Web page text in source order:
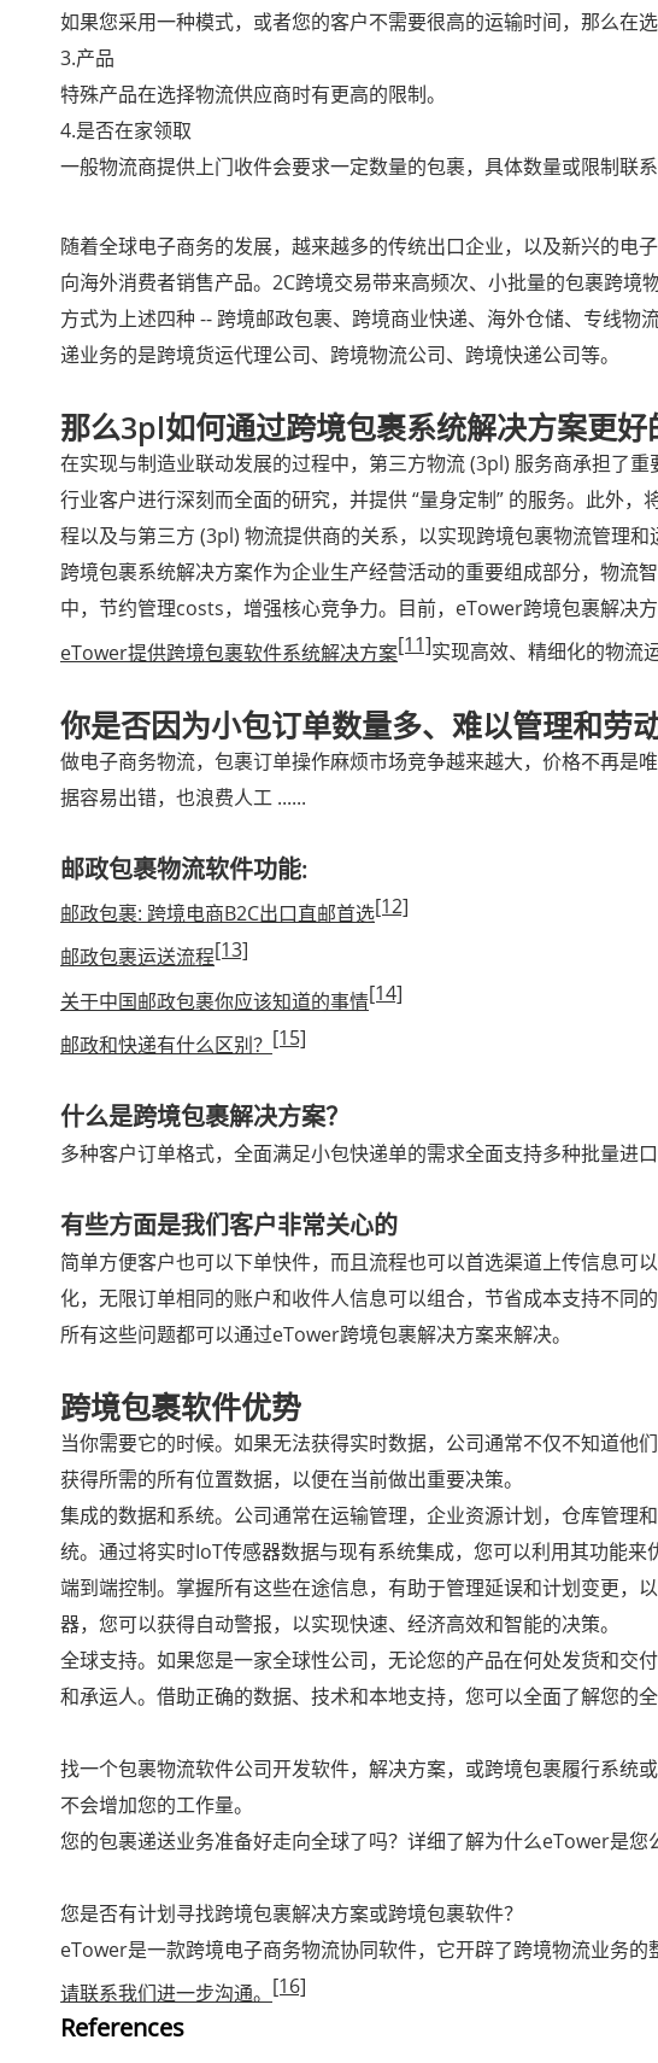
如果您采用一种模式，或者您的客户不需要很高的运输时间，那么在
3.产品
特殊产品在选择物流供应商时有更高的限制。
4.是否在家领取
一般物流商提供上门收件会要求一定数量的包裹，具体数量或限制联系
随着全球电子商务的发展，越来越多的传统出口企业，以及新兴的电
向海外消费者销售产品。2C跨境交易带来高频次、小批量的包裹跨
方式为上述四种 -- 跨境邮政包裹、跨境商业快递、海外仓储、专线
递业务的是跨境货运代理公司、跨境物流公司、跨境快递公司等。
那么3pl如何通过跨境包裹系统解决方案更
在实现与制造业联动发展的过程中，第三方物流 (3pl) 服务商承担了
行业客户进行深刻而全面的研究，并提供 “量身定制” 的服务。此外
程以及与第三方 (3pl) 物流提供商的关系，以实现跨境包裹物流管理和
跨境包裹系统解决方案作为企业生产经营活动的重要组成部分，物
中，节约管理costs，增强核心竞争力。目前，eTower跨境包裹解决
eTower提供跨境包裹软件系统解决方案[11]实现高效、精细化的物流
你是否因为小包订单数量多、难以管理和劳
做电子商务物流，包裹订单操作麻烦市场竞争越来越大，价格不再是
据容易出错，也浪费人工 ......
邮政包裹物流软件功能:
邮政包裹: 跨境电商B2C出口直邮首选[12]
邮政包裹运送流程[13]
关于中国邮政包裹你应该知道的事情[14]
邮政和快递有什么区别？ [15]
什么是跨境包裹解决方案？
多种客户订单格式，全面满足小包快递单的需求全面支持多种批量进
有些方面是我们客户非常关心的
简单方便客户也可以下单快件，而且流程也可以首选渠道上传信息可
化，无限订单相同的账户和收件人信息可以组合，节省成本支持不同
所有这些问题都可以通过eTower跨境包裹解决方案来解决。
跨境包裹软件优势
当你需要它的时候。如果无法获得实时数据，公司通常不仅不知道
获得所需的所有位置数据，以便在当前做出重要决策。
集成的数据和系统。公司通常在运输管理，企业资源计划，仓库管理
统。通过将实时IoT传感器数据与现有系统集成，您可以利用其功能来
端到端控制。掌握所有这些在途信息，有助于管理延误和计划变更，
器，您可以获得自动警报，以实现快速、经济高效和智能的决策。
全球支持。如果您是一家全球性公司，无论您的产品在何处发货和交
和承运人。借助正确的数据、技术和本地支持，您可以全面了解您的
找一个包裹物流软件公司开发软件，解决方案，或跨境包裹履行系统
不会增加您的工作量。
您的包裹递送业务准备好走向全球了吗？详细了解为什么eTower是您
您是否有计划寻找跨境包裹解决方案或跨境包裹软件？
eTower是一款跨境电子商务物流协同软件，它开辟了跨境物流业务的
请联系我们进一步沟通。 [16]
References